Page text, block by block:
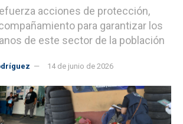
acciones de protección,
para garantizar los
de este sector de la población
14 de junio de 2026